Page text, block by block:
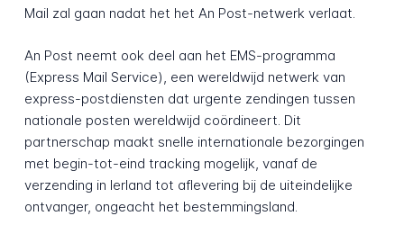
Mail zal gaan nadat het het An Post-netwerk verlaat.
An Post neemt ook deel aan het EMS-programma
(Express Mail Service), een wereldwijd netwerk van
express-postdiensten dat urgente zendingen tussen
nationale posten wereldwijd coördineert. Dit
partnerschap maakt snelle internationale bezorgingen
met begin-tot-eind tracking mogelijk, vanaf de
verzending in Ierland tot aflevering bij de uiteindelijke
ontvanger, ongeacht het bestemmingsland.